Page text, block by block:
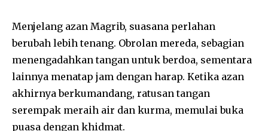
Menjelang azan Magrib, suasana perlahan
berubah lebih tenang. Obrolan mereda, sebagian
menengadahkan tangan untuk berdoa, sementara
lainnya menatap jam dengan harap. Ketika azan
akhirnya berkumandang, ratusan tangan
serempak meraih air dan kurma, memulai buka
puasa dengan khidmat.